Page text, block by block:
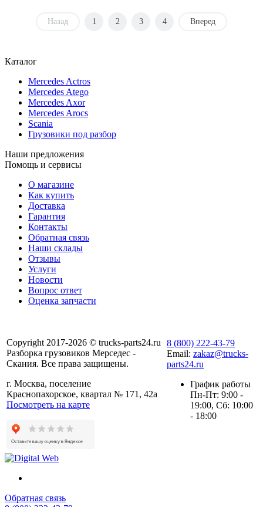
Назад 1 2 3 4 Вперед
Каталог
Mercedes Actros
Mercedes Atego
Mercedes Axor
Mercedes Arocs
Scania
Грузовики под разбор
Наши предложения
Помощь и сервисы
О магазине
Как купить
Доставка
Гарантия
Контакты
Обратная связь
Наши склады
Отзывы
Услуги
Новости
Вопрос ответ
Оценка запчасти
Copyright 2017-2026 © trucks-parts24.ru
Разборка грузовиков Мерседес -
Скания. Все права защищены.
г. Москва, поселение
Краснопахорское, квартал № 171, 42а
Посмотреть на карте
8 (800) 222-43-79
Email: zakaz@trucks-
parts24.ru
График работы
Пн-Пт: 9:00 -
19:00, Сб: 10:00
- 18:00
Обратная связь